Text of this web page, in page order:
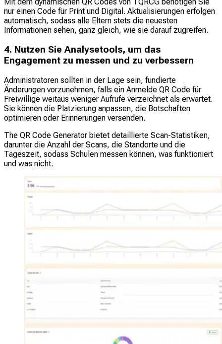
Mit dem dynamischen QR Codes von TQRCG benötigen Sie
nur einen Code für Print und Digital. Aktualisierungen erfolgen
automatisch, sodass alle Eltern stets die neuesten
Informationen sehen, ganz gleich, wie sie darauf zugreifen.
4. Nutzen Sie Analysetools, um das
Engagement zu messen und zu verbessern
Administratoren sollten in der Lage sein, fundierte
Änderungen vorzunehmen, falls ein Anmelde QR Code für
Freiwillige weitaus weniger Aufrufe verzeichnet als erwartet.
Sie können die Platzierung anpassen, die Botschaften
optimieren oder Erinnerungen versenden.
The QR Code Generator bietet detaillierte Scan-Statistiken,
darunter die Anzahl der Scans, die Standorte und die
Tageszeit, sodass Schulen messen können, was funktioniert
und was nicht.